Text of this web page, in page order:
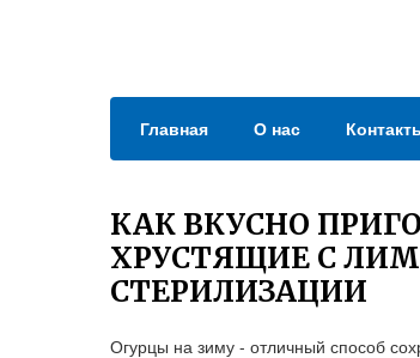
Главная О нас
КАК ВКУСНО
ХРУСТЯЩИЕ С
СТЕРИЛИЗАЦИИ
Огурцы на зиму - отличный способ